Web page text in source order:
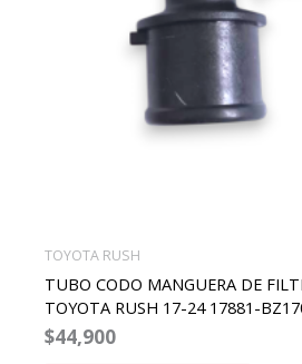
TOYOTA RUSH
TUBO CODO MANGUERA DE
TOYOTA RUSH 17-24 17881-
$44,900